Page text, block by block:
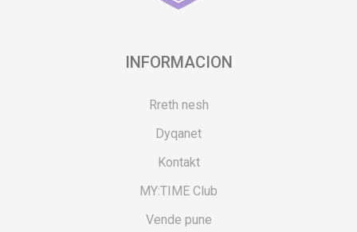
INFORMACION
Rreth nesh
Dyqanet
Kontakt
MY:TIME Club
Vende pune